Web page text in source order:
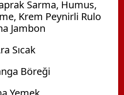
Sarma, Humus,
Krem Peynirli Rulo
Jambon
Sıcak
Böreği